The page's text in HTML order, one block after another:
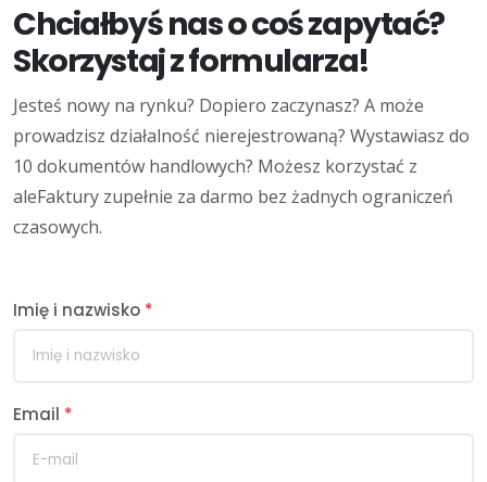
Chciałbyś nas o coś zapytać?
Skorzystaj z formularza!
Jesteś nowy na rynku? Dopiero zaczynasz? A może
prowadzisz działalność nierejestrowaną? Wystawiasz do
10 dokumentów handlowych? Możesz korzystać z
aleFaktury zupełnie za darmo bez żadnych ograniczeń
czasowych.
Imię i nazwisko *
Email *